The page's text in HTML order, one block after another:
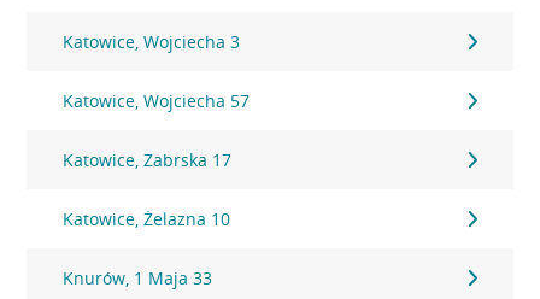
Katowice, Wojciecha 3
Katowice, Wojciecha 57
Katowice, Zabrska 17
Katowice, Żelazna 10
Knurów, 1 Maja 33